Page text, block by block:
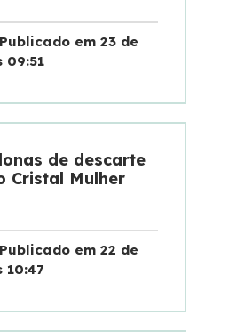
em 23 de
09:51
de descarte
Cristal Mulher
em 22 de
10:47